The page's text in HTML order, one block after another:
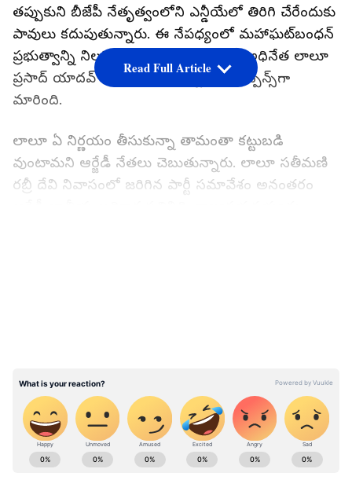
తప్పుకుని బీజేపీ నేతృత్వంలోని ఎన్డీయేలో తిరిగి చేరేందుకు
పావులు కదుపుతున్నారు. ఈ నేపధ్యంలో మహాఘట్‌బంధన్
ప్రభుత్వాన్ని నిలబెట్టేందుకు కాంగ్రెస్, ఆర్జేడీ అధినేత లాలూ
ప్రసాద్ యాదవ్ ఏం చేయబోతున్నారనేది సస్పెన్స్‌గా
మారింది.
లాలూ ఏ నిర్ణయం తీసుకున్నా తామంతా కట్టుబడి
వుంటామని ఆర్జేడీ నేతలు చెబుతున్నారు. లాలూ సతీమణి
రబ్రీ దేవి నివాసంలో జరిగిన పార్టీ సమావేశం అనంతరం
మహాఘట్‌బంధన్‌లోనూ ఆ పార్టీ కీలక పాత్ర పోషిస్తోంది.
Read Full Article
ABOUT THE AUTHOR